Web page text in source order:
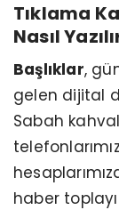
Tıklama
Nasıl
Başlıklar,
gelen dijital
Sabah
haber